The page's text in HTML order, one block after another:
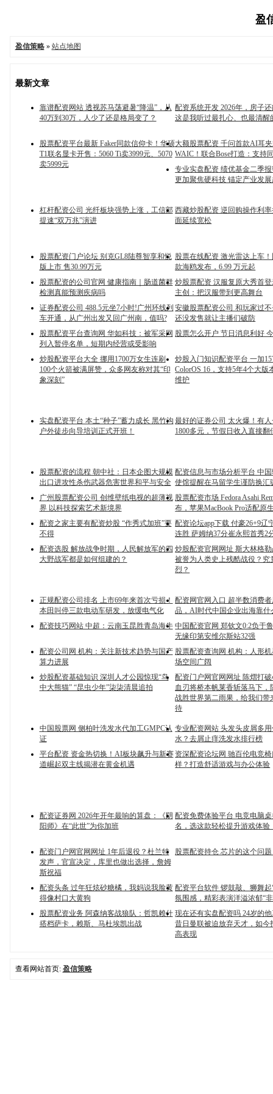
盈
盈信策略» 站点地图
最新文章
靠谱配资网站 透视苏马荡避暑“降温”，从
40万到30万，人少了还是格局变了？
配资系统开发 2026年，房子
这是我听过最扎心、也最清醒
股票配资平台最新 Faker同款信仰卡！华硕
T1联名显卡开售：5060 Ti卖3999元、5070
卖5999元
大额股票配资 千问首款AI耳
WAIC！联合Bose打造：支持
专业实盘配资 绩优基金二季
更加聚焦硬科技 锚定产业发
杠杆配资公司 光纤板块强势上涨，工信部
提速“双万兆”演进
西藏炒股配资 逆回购操作利
面延续宽松
股票配资门户论坛 别克GL8陆尊智享和悦
版上市 售30.99万元
股票在线配资 激光雷达上车！
款海鸥发布，6.99 万元起
股票配资的公司官网 健康指南｜肠道菌群
检测真能预测疾病吗
炒股票配资 汉服复原大秀首
主创：把汉服带到更高舞台
证券配资公司 488.5元坐7小时!广州环线列
车开通，从广州出发又回广州南，值吗?
安徽股票配资公司 和玩家过不
还没发售就让主播们破防
股票配资平台查询网 华如科技：被军采网
列入暂停名单，短期内经营或受影响
股票怎么开户 节日消息利好
炒股配资平台大全 挪用1700万女生连刷
100个火箭被满屏赞，众多网友称对其“印
象深刻”
炒股入门知识配资平台 一加
ColorOS 16，支持5年4个大版
维护
实盘配资平台 本土“种子”蓄力成长 黑竹沟
户外徒步向导培训正式开班！
最好的证券公司 太火爆！有
1800多元，节假日收入直接翻
股票配资的流程 朝中社：日本企图大规模
出口进攻性杀伤武器危害世界和平与安全
配资信息与市场分析平台 中
使馆提醒在马留学生谨防换汇
广州股票配资公司 创维壁纸电视的超薄视
界 以科技探索艺术新境界
股票配资市场 Fedora Asahi
布，苹果MacBook Pro适配原
配资之家主要有配资炒股 “作秀式加班”要
不得
配资论坛app下载 付豪26+9辽
连胜 萨姆纳37分崔永熙首秀2
配资选股 解放战争时期，人民解放军的四
大野战军都是如何组建的？
炒股配资官网网址 斯大林格
被誉为人类史上残酷战役？究
烈？
正规配资公司排名 上市69年来首次亏损！
本田叫停三款电动车研发，放缓电气化
配资网官网入口 超半数消费
品，AI时代中国企业出海靠什
配资技巧网站 中超：云南玉昆胜青岛海牛 中国配资官网 郑钦文0:2负于
无缘印第安维尔斯站32强
配资公司网 机构：关注新技术趋势与国产
算力进展
股票配资查询网 机构：人形
场空间广阔
炒股配资基础知识 深圳人才公园惊现“鸟
中大熊猫” “昆虫少年”柒柒清晨追拍
配资门户网官网网址 陈熠打
血刃将桥本帆莱香斩落马下，
战胜世界第二雨果，给我们带
待
中国股票网 侧柏叶洗发水代加工GMPC认
证
专业配资网站 头发头皮屑多
水？去屑止痒洗发水排行榜
平台配资 资金热切换！AI板块飙升与新赛
道崛起双主线揭潜在黄金机遇
资深配资论坛网 驰百伦电竞
样？打造舒适游戏与办公体验
配资证券网 2026年开年最响的算盘：《阴
阳师》在“此世”为你加班
配资免费体验平台 电竞电脑
名，选这款轻松提升游戏体验
配资门户网官网网址 1年后退役？杜兰特
发声，官宣决定，库里也做出选择，詹姆
斯祝福
股票配资持仓 芯片的这个问
配资头条 过年狂炫砂糖橘，我妈说我脸黄
得像村口大黄狗
配资平台软件 锣鼓敲、狮舞起
氛围感，精彩表演洋溢浓郁“
股票配资业务 阿森纳客战狼队：哲凯赖什
搭档萨卡，赖斯、马杜埃凯出战
现在还有实盘配资吗 24岁的
昔日曼联被迫放弃天才，如今
高表现
查看网站首页: 盈信策略